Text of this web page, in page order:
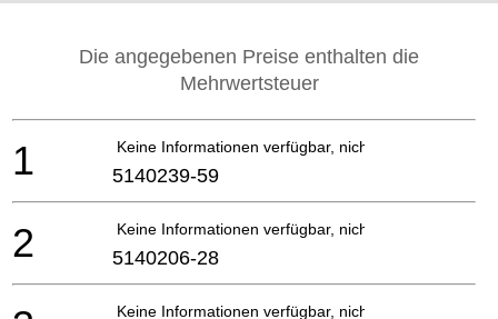
Die angegebenen Preise enthalten die
Mehrwertsteuer
Keine Informationen verfügbar, nicht bestellbar
1 5140239-59
Keine Informationen verfügbar, nicht bestellbar
2 5140206-28
Keine Informationen verfügbar, nicht bestellbar